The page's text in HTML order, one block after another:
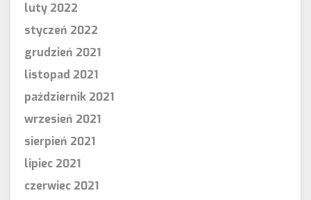
luty 2022
styczeń 2022
grudzień 2021
listopad 2021
październik 2021
wrzesień 2021
sierpień 2021
lipiec 2021
czerwiec 2021